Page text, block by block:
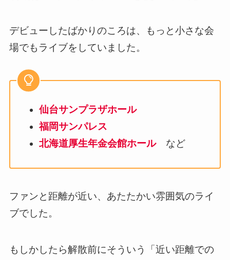
デビューしたばかりのころは、もっと小さな会
場でもライブをしていました。
仙台サンプラザホール
福岡サンパレス
北海道厚生年金会館ホールなど
ファンと距離が近い、あたたかい雰囲気のライ
ブでした。
もしかしたら解散前にそういう「近い距離での